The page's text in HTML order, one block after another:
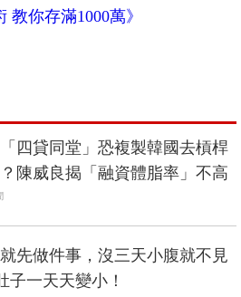
教你存滿1000萬》
四貸同堂」恐複製韓國去槓桿
陳威良揭「融資體脂率」不高
先做件事，沒三天小腹就不見
子一天天變小！